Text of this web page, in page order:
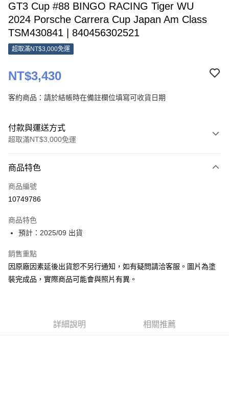
GT3 Cup #88 BINGO RACING Tiger WU
2024 Porsche Carrera Cup Japan Am Class
TSM430841 | 840456302521
超取滿NT$3,000免運
NT$3,430
客約商品：請於結帳時在備註欄位填寫可收貨日期
付款與運送方式
超取滿NT$3,000免運
信用卡一次付款
Apple Pay
全盈+PAY
大哥付你分期
相關說明
1.本服務由台灣大哥大提供，台灣大哥大用戶可立即使用無須另外申請。
3.實際核准額度、可分期數及費用金額請依後續交易確認頁面所載為準。
4.訂單成立30分鐘內，如未前往確認交易或遇審核未通過，訂單將自動取
ATM付款
預購-付款後全家取貨(舊)
商品特色
商品編號
10749786
商品特色
預計：2025/09 出貨
銷售重點
因原廠因素延後出貨恕不另行通知，如有疑問請洽客服。圖片為塗
裝完成品，實際商品可能會與照片有異。
詳細說明 相關推薦